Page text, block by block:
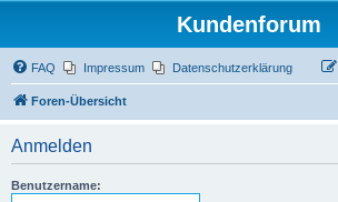
Kundenforum
FAQ Impressum Datenschutzerklärung
Foren-Übersicht
Anmelden
Benutzername: